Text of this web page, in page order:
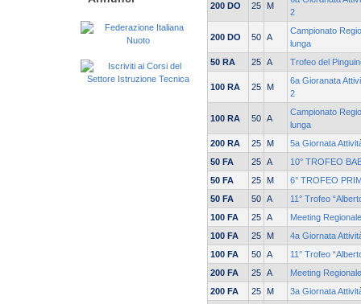
200 DO 25 M
2
200 DO 50 A
Campionato
lunga
50 RA
25 A Trofeo del
100 RA 25 M
6a Gioranata
2
100 RA 50 A
Campionato
lunga
200 RA
25 M
5a Giornata
50 FA
25 A
10° TROFEO
50 FA
25 M
6° TROFEO
50 FA
50 A
11° Trofeo
100 FA
25 A
Meeting
100 FA
25 M
4a Giornata
100 FA
50 A
11° Trofeo
200 FA
25 A
Meeting
200 FA
25 M 3a Giornata